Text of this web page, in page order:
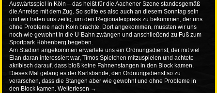
Auswärtsspiel in Köln – das heißt für die Aachener Szene standesgemäß
die Anreise mit dem Zug. So sollte es also auch an diesem Sonntag sein
und wir trafen uns zeitig, um den Regionalexpress zu bekommen, der uns
ohne Probleme nach Köln brachte. Dort angekommen, mussten wir uns
noch wie gewohnt in die U-Bahn zwängen und anschließend zu Fuß zum
Sportpark Höhenberg begeben.
Am Stadion angekommen erwartete uns ein Ordnungsdienst, der mit viel
Elan daran interessiert war, Timos Spielchen mitzuspielen und achtete
akribisch darauf, dass bloß keine Fahnenstangen in den Block kamen.
Dieses Mal gelang es der Karlsbande, den Ordnungsdienst so zu
verarschen, dass die Stangen aber wie gewohnt und ohne Probleme in
den Block kamen.Weiterlesen →